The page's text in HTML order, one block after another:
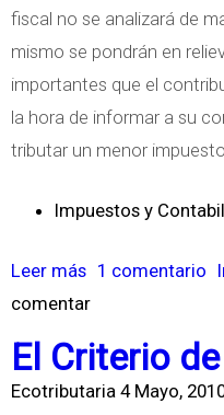
a
b
l
e
c
d
e
n
e
fiscal no se analizará de
mismo se pondrán en
importantes que el
la hora de informar a su
tributar un menor
Impuestos y
Leer más
o
b
r
e
1 comentario
comentar
El Criterio
Ecotributaria 4 Mayo,